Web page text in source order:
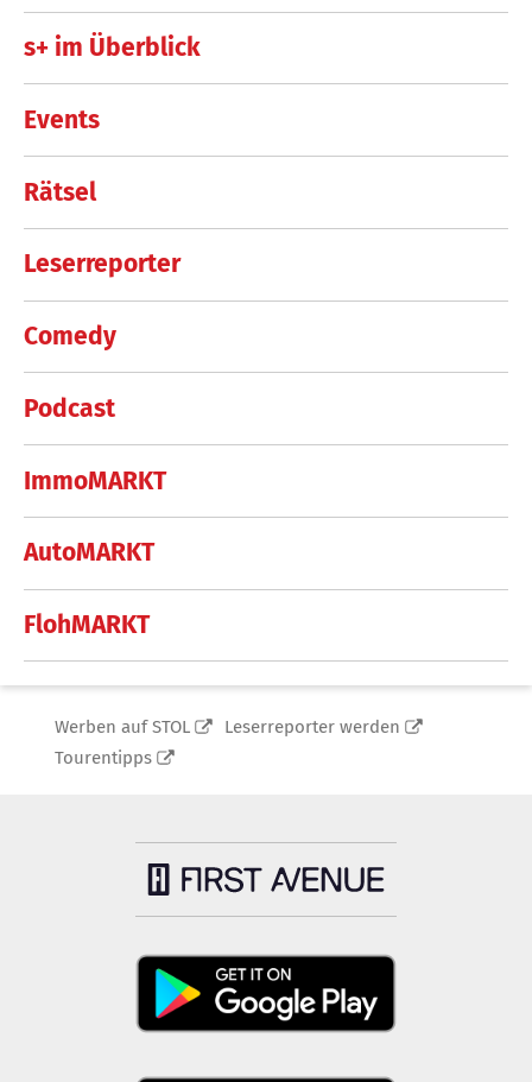
s+ im Überblick
Events
Rätsel
Leserreporter
Comedy
Podcast
ImmoMARKT
AutoMARKT
FlohMARKT
Werben auf STOL
Leserreporter werden
Tourentipps